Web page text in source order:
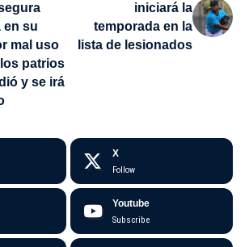
en su
mal uso
patrios
y se irá
iniciará la
temporada en la
lista de lesionados
X
Follow
Youtube
Subscribe